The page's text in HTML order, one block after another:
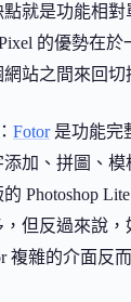
點就是功能相
的優勢在
站之間來回切
： Fotor是功能完
加、拼圖、模
Photoshop
但反過來說，
複雜的介面反